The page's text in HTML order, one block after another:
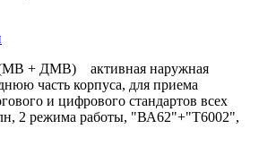
(МВ + ДМВ) активная наружная
часть корпуса, для приема
и цифрового стандартов всех
2 режима работы, "ВА62"+"Т6002",